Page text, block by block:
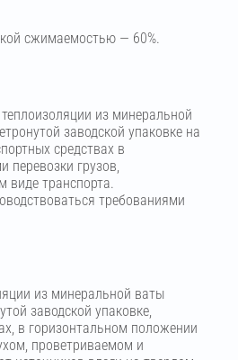
сжимаемостью — 60%.
из минеральной
заводской упаковке на
средствах в
перевозки грузов,
транспорта.
требованиями
из минеральной ваты
заводской упаковке,
в горизонтальном положении
проветриваемом и